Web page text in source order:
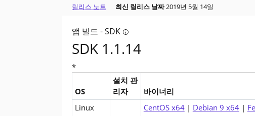
릴리스 노트 최신 릴리스 날짜2019년 5월 14일
앱 빌드 - SDK Tooltip: 앱을 빌드하시겠습니까?
SDK 1.1.14
*
.NET Core 1.1 SDK (v1.1.14)에 대한 다운로드
OS
설치 관
리자
바이너리
Linux
CentOS x64| Debian 9 x64|